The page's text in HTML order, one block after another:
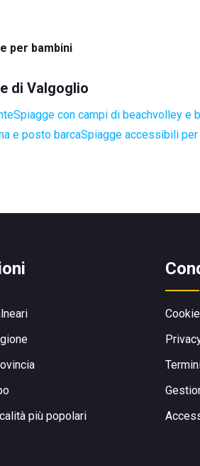
per bambini
di Valgoglio
Spiagge con campi di beachvolley e
e posto barcaSpiagge accessibili
più popolari